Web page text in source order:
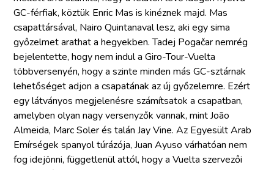
GC-férfiak, köztük Enric Mas is kinéznek majd. Mas
csapattársával, Nairo Quintanaval lesz, aki egy sima
győzelmet arathat a hegyekben. Tadej Pogačar nemrég
bejelentette, hogy nem indul a Giro-Tour-Vuelta
többversenyén, hogy a szinte minden más GC-sztárnak
lehetőséget adjon a csapatának az új győzelemre. Ezért
egy látványos megjelenésre számítsatok a csapatban,
amelyben olyan nagy versenyzők vannak, mint João
Almeida, Marc Soler és talán Jay Vine. Az Egyesült Arab
Emírségek spanyol túrázója, Juan Ayuso várhatóan nem
fog idejönni, függetlenül attól, hogy a Vuelta szervezői